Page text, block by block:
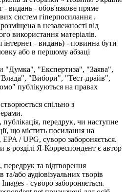
- видань - обов'язкове пряме
систем гіперпосилання .
в незалежності від
використання матеріалів.
інтернет - видань) - повинна бути
або в першому абзаці
"Думка", "Експертиза", "Заява",
"Вибори", "Тест-драйв",
публікуються на правах
спільно з
передрук, чи наступне
що містить посилання на
/ UPG, суворо забороняється.
в розділі Я-Корреспондент є автор
та відтворення
та/або аудіовізуальних творів
- суворо забороняється.